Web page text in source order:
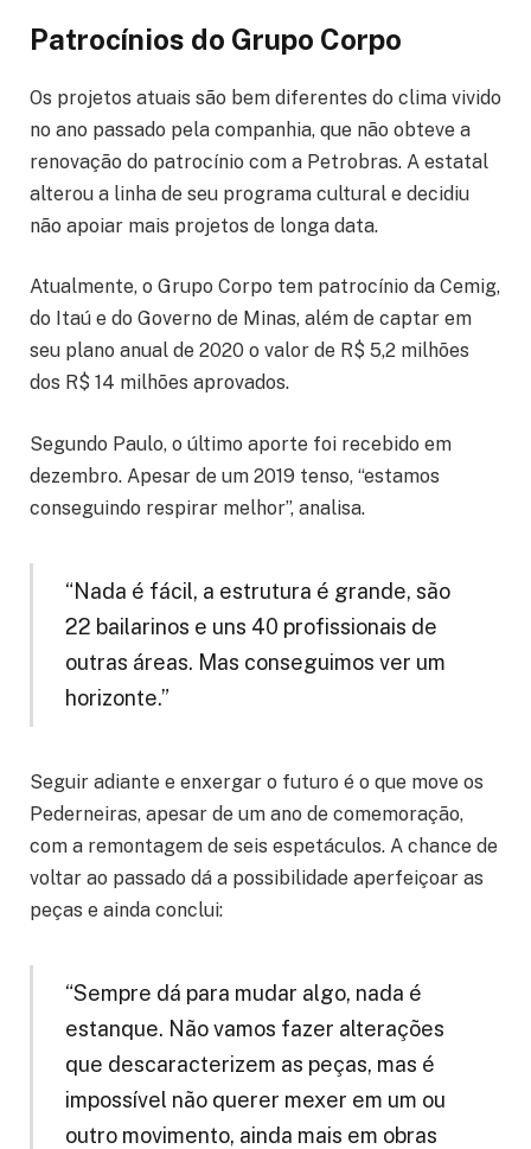
Patrocínios do Grupo Corpo
Os projetos atuais são bem diferentes do clima vivido
no ano passado pela companhia, que não obteve a
renovação do patrocínio com a Petrobras. A estatal
alterou a linha de seu programa cultural e decidiu
não apoiar mais projetos de longa data.
Atualmente, o Grupo Corpo tem patrocínio da Cemig,
do Itaú e do Governo de Minas, além de captar em
seu plano anual de 2020 o valor de R$ 5,2 milhões
dos R$ 14 milhões aprovados.
Segundo Paulo, o último aporte foi recebido em
dezembro. Apesar de um 2019 tenso, “estamos
conseguindo respirar melhor”, analisa.
“Nada é fácil, a estrutura é grande, são
22 bailarinos e uns 40 profissionais de
outras áreas. Mas conseguimos ver um
horizonte.”
Seguir adiante e enxergar o futuro é o que move os
Pederneiras, apesar de um ano de comemoração,
com a remontagem de seis espetáculos. A chance de
voltar ao passado dá a possibilidade aperfeiçoar as
peças e ainda conclui:
“Sempre dá para mudar algo, nada é
estanque. Não vamos fazer alterações
que descaracterizem as peças, mas é
impossível não querer mexer em um ou
outro movimento, ainda mais em obras